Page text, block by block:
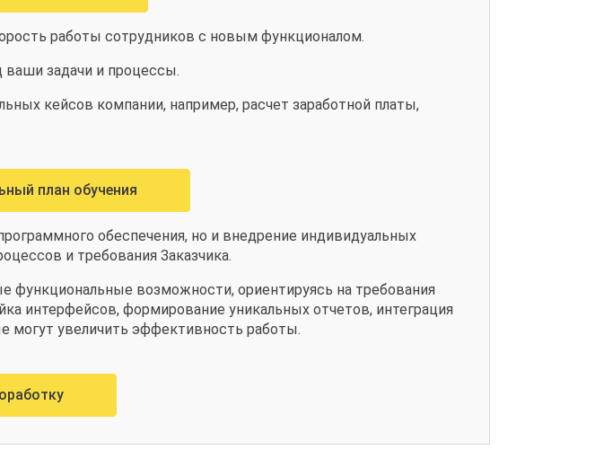
работы сотрудников с новым функционалом.
ваши задачи и процессы.
кейсов компании, например, расчет заработной платы,
план обучения
обеспечения, но и внедрение индивидуальных
и требования Заказчика.
функциональные возможности, ориентируясь на требования
интерфейсов, формирование уникальных отчетов, интеграция
могут увеличить эффективность работы.